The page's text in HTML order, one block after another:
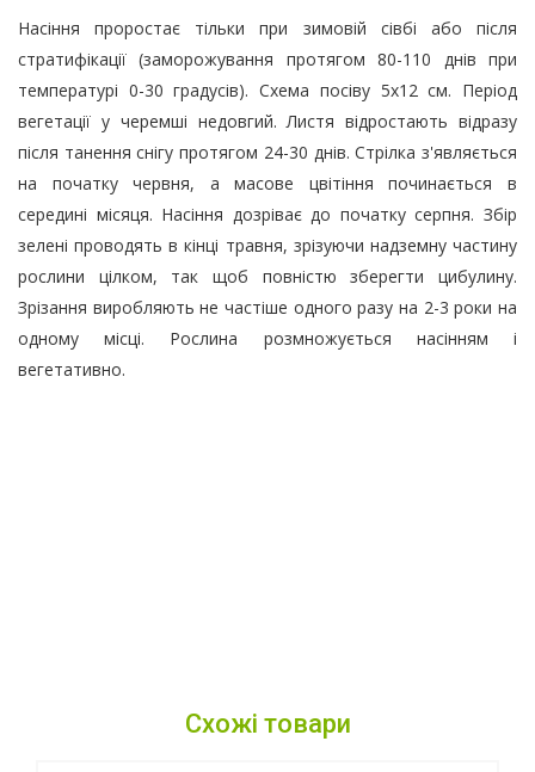
Насіння проростає тільки при зимовій сівбі або після
стратифікації (заморожування протягом 80-110 днів при
температурі 0-30 градусів). Схема посіву 5х12 см. Період
вегетації у черемші недовгий. Листя відростають відразу
після танення снігу протягом 24-30 днів. Стрілка з'являється
на початку червня, а масове цвітіння починається в
середині місяця. Насіння дозріває до початку серпня. Збір
зелені проводять в кінці травня, зрізуючи надземну частину
рослини цілком, так щоб повністю зберегти цибулину.
Зрізання виробляють не частіше одного разу на 2-3 роки на
одному місці. Рослина розмножується насінням і
вегетативно.
Схожі товари